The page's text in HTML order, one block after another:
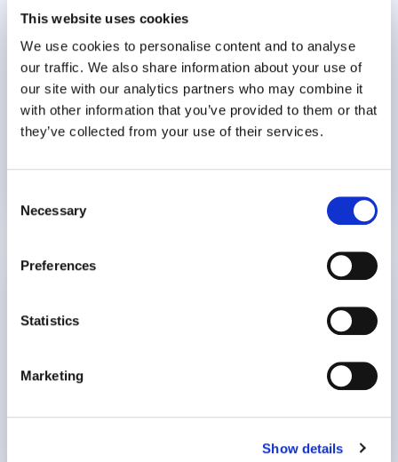
This website uses cookies
We use cookies to personalise content and to analyse
our traffic. We also share information about your use of
our site with our analytics partners who may combine it
with other information that you’ve provided to them or that
they’ve collected from your use of their services.
Selection
Necessary
Preferences
Statistics
Marketing
Show details
Créer un Environnement de Travail
Psychologiquement Sûr
15 minutes
AIR25 Sécurité psychologique
12 février 2025
toute la différence
26 min